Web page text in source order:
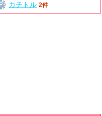
カチトル 2件